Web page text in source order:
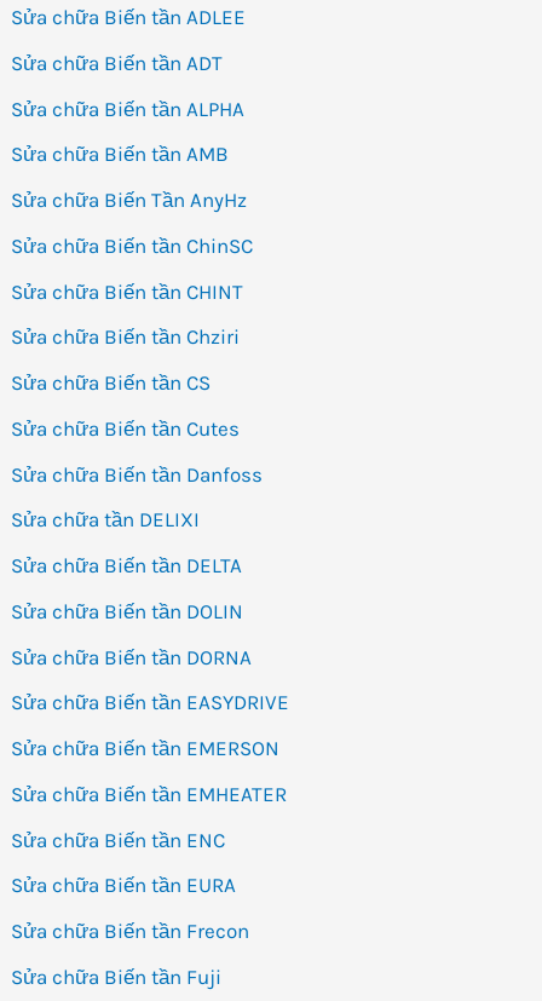
Sửa chữa Biến tần ADLEE
Sửa chữa Biến tần ADT
Sửa chữa Biến tần ALPHA
Sửa chữa Biến tần AMB
Sửa chữa Biến Tần AnyHz
Sửa chữa Biến tần ChinSC
Sửa chữa Biến tần CHINT
Sửa chữa Biến tần Chziri
Sửa chữa Biến tần CS
Sửa chữa Biến tần Cutes
Sửa chữa Biến tần Danfoss
Sửa chữa tần DELIXI
Sửa chữa Biến tần DELTA
Sửa chữa Biến tần DOLIN
Sửa chữa Biến tần DORNA
Sửa chữa Biến tần EASYDRIVE
Sửa chữa Biến tần EMERSON
Sửa chữa Biến tần EMHEATER
Sửa chữa Biến tần ENC
Sửa chữa Biến tần EURA
Sửa chữa Biến tần Frecon
Sửa chữa Biến tần Fuji